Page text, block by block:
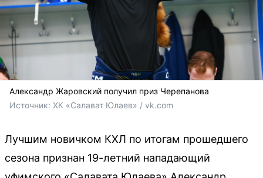
Александр Жаровский получил приз Черепанова
Источник: ХК «Салават Юлаев» / vk.com
Лучшим новичком КХЛ по итогам прошедшего
сезона признан 19-летний нападающий